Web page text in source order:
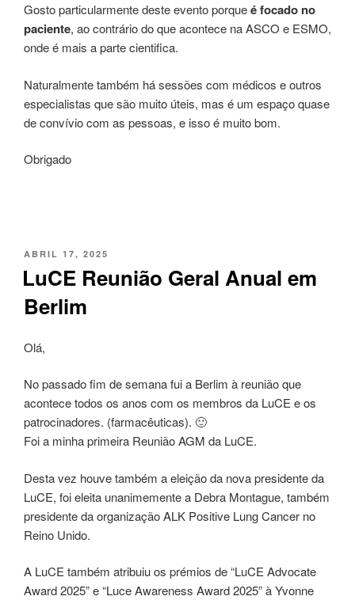
Gosto particularmente deste evento porqueé focado no
paciente, ao contrário do que acontece na ASCO e ESMO,
onde é mais a parte cientifica.
Naturalmente também há sessões com médicos e outros
especialistas que são muito úteis, mas é um espaço quase
de convívio com as pessoas, e isso é muito bom.
Obrigado
PUBLICADO
ABRIL 17, 2025
LuCE Reunião Geral Anual em
Berlim
Olá,
No passado fim de semana fui a Berlim à reunião que
acontece todos os anos com os membros da LuCE e os
patrocinadores. (farmacêuticas). 🙂
Foi a minha primeira Reunião AGM da LuCE.
Desta vez houve também a eleição da nova presidente da
LuCE, foi eleita unanimemente a Debra Montague, também
presidente da organização ALK Positive Lung Cancer no
Reino Unido.
A LuCE também atribuiu os prémios de “LuCE Advocate
Award 2025” e “Luce Awareness Award 2025” à Yvonne